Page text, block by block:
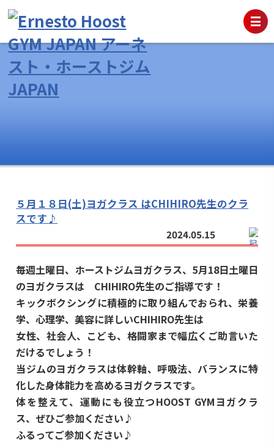
５月１８日(土)ヨガクラス はCHIHIRO先生のクラ
スです♪
2024.05.15
毎週土曜日、ホーストジムヨガクラス、5月18日土曜日
のヨガクラスは CHIHIRO先生のご指導です！
キックボクシングに積極的に取り組んでおられ、栄養
学、心理学、美容に詳しいCHIHIRO先生は
女性、社会人、こども、格闘家まで幅広くご助言いた
だけるでしょう！
当ジムのヨガクラスは体幹軸、呼吸法、バランスに特
化した身体能力を高めるヨガクラスです。
体を整えて、運動にも役立つHOOST GYMヨガクラ
ス、ぜひご参加ください♪
ふるってご参加ください♪